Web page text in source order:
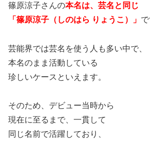
篠原涼子さんの本名は、芸名と同じ
「篠原涼子（しのはら りょうこ）」 で
芸能界では芸名を使う人も多い中で、
本名のまま活動している
珍しいケースといえます。
そのため、デビュー当時から
現在に至るまで、一貫して
同じ名前で活躍しており、